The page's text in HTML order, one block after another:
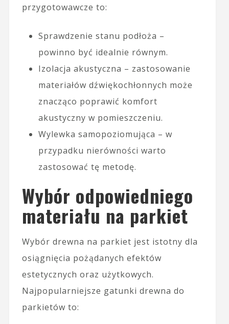
przygotowawcze to:
Sprawdzenie stanu podłoża –
powinno być idealnie równym.
Izolacja akustyczna – zastosowanie
materiałów dźwiękochłonnych może
znacząco poprawić komfort
akustyczny w pomieszczeniu.
Wylewka samopoziomująca – w
przypadku nierówności warto
zastosować tę metodę.
Wybór odpowiedniego
materiału na parkiet
Wybór drewna na parkiet jest istotny dla
osiągnięcia pożądanych efektów
estetycznych oraz użytkowych.
Najpopularniejsze gatunki drewna do
parkietów to: